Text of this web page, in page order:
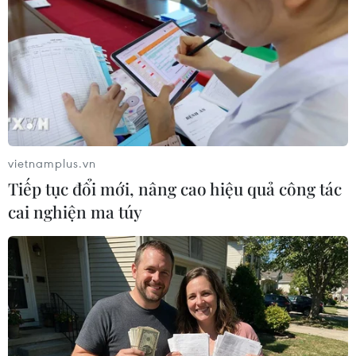
vietnamplus.vn
Tiếp tục đổi mới, nâng cao hiệu quả công tác
cai nghiện ma túy